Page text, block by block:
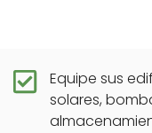
Equipe sus
solares,